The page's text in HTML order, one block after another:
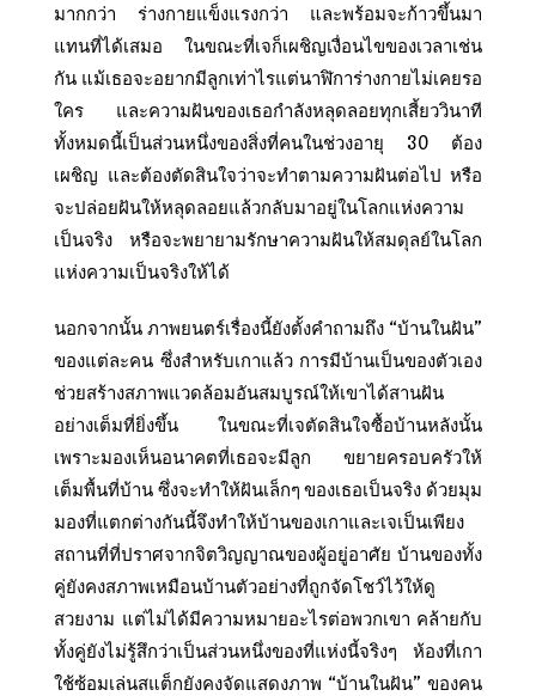
มากกว่า ร่างกายแข็งแรงกว่า และพร้อมจะก้าวขึ้นมา
แทนที่ได้เสมอ ในขณะที่เจก็เผชิญเงื่อนไขของเวลาเช่น
กัน แม้เธอจะอยากมีลูกเท่าไรแต่นาฬิการ่างกายไม่เคยรอ
ใคร และความฝันของเธอกำลังหลุดลอยทุกเสี้ยววินาที
ทั้งหมดนี้เป็นส่วนหนึ่งของสิ่งที่คนในช่วงอายุ 30 ต้อง
เผชิญ และต้องตัดสินใจว่าจะทำตามความฝันต่อไป หรือ
จะปล่อยฝันให้หลุดลอยแล้วกลับมาอยู่ในโลกแห่งความ
เป็นจริง หรือจะพยายามรักษาความฝันให้สมดุลย์ในโลก
แห่งความเป็นจริงให้ได้
นอกจากนั้น ภาพยนตร์เรื่องนี้ยังตั้งคำถามถึง “บ้านในฝัน”
ของแต่ละคน ซึ่งสำหรับเกาแล้ว การมีบ้านเป็นของตัวเอง
ช่วยสร้างสภาพแวดล้อมอันสมบูรณ์ให้เขาได้สานฝัน
อย่างเต็มที่ยิ่งขึ้น ในขณะที่เจตัดสินใจซื้อบ้านหลังนั้น
เพราะมองเห็นอนาคตที่เธอจะมีลูก ขยายครอบครัวให้
เต็มพื้นที่บ้าน ซึ่งจะทำให้ฝันเล็กๆ ของเธอเป็นจริง ด้วยมุม
มองที่แตกต่างกันนี้จึงทำให้บ้านของเกาและเจเป็นเพียง
สถานที่ที่ปราศจากจิตวิญญาณของผู้อยู่อาศัย บ้านของทั้ง
คู่ยังคงสภาพเหมือนบ้านตัวอย่างที่ถูกจัดโชว์ไว้ให้ดู
สวยงาม แต่ไม่ได้มีความหมายอะไรต่อพวกเขา คล้ายกับ
ทั้งคู่ยังไม่รู้สึกว่าเป็นส่วนหนึ่งของที่แห่งนี้จริงๆ ห้องที่เกา
ใช้ซ้อมเล่นสแต็กยังคงจัดแสดงภาพ “บ้านในฝัน” ของคน